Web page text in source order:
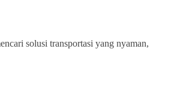
solusi transportasi yang nyaman,